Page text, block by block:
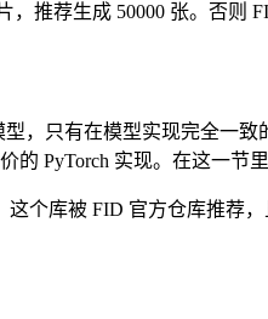
推荐生成 50000 张。否则
，只有在模型实现完全一
的 PyTorch 实现。在这一节
这个库被 FID 官方仓库推荐